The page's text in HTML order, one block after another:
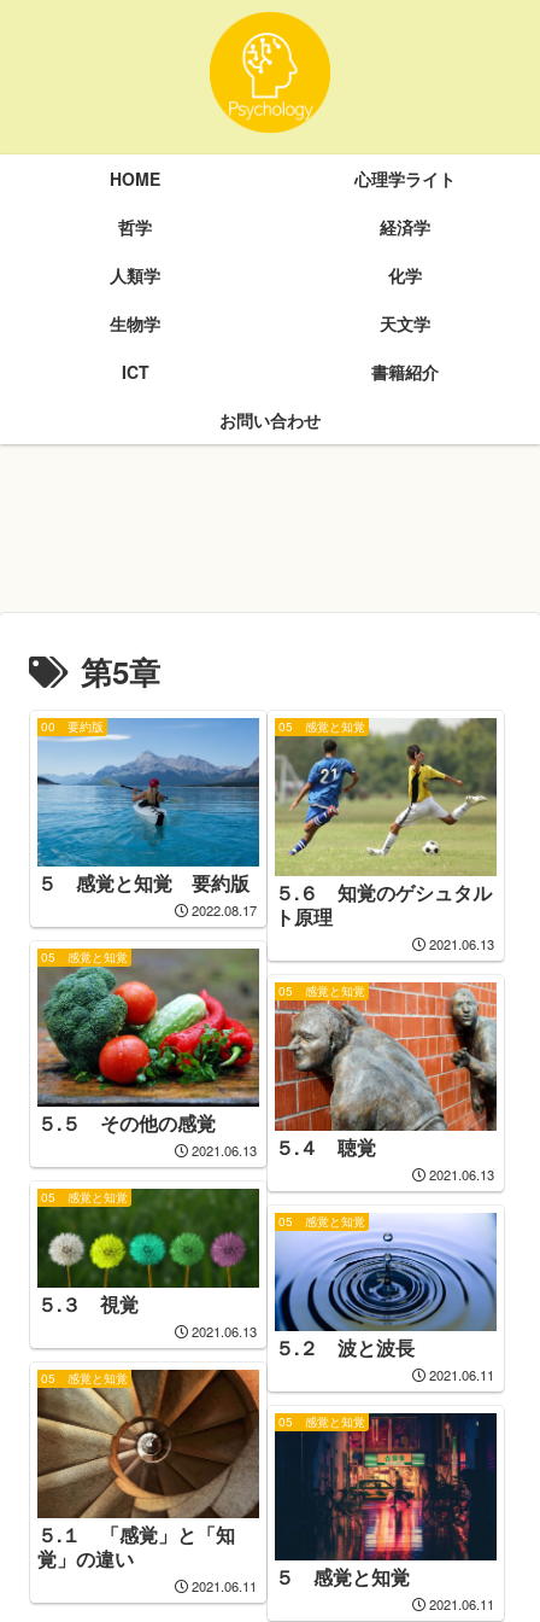
HOME
心理学ライト
哲学
経済学
人類学
化学
生物学
天文学
ICT
書籍紹介
お問い合わせ
第5章
00 要約版
５ 感覚と知覚 要約版
2022.08.17
05 感覚と知覚
５.６ 知覚のゲシュタル
ト原理
2021.06.13
05 感覚と知覚
５.５ その他の感覚
2021.06.13
05 感覚と知覚
５.４ 聴覚
2021.06.13
05 感覚と知覚
５.３ 視覚
2021.06.13
05 感覚と知覚
５.２ 波と波長
2021.06.11
05 感覚と知覚
５.１ 「感覚」と「知
覚」の違い
2021.06.11
05 感覚と知覚
５ 感覚と知覚
2021.06.11